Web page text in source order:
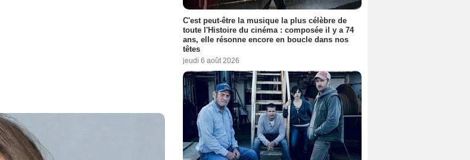
C'est peut-être la musique la plus célèbre de
toute l'Histoire du cinéma : composée il y a 74
ans, elle résonne encore en boucle dans nos
têtes
jeudi 6 août 2026